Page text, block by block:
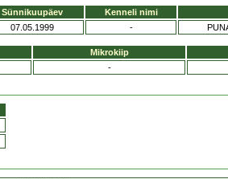
Sünnikuupäev Kenneli nimi
07.05.1999 -
Mikrokiip
-